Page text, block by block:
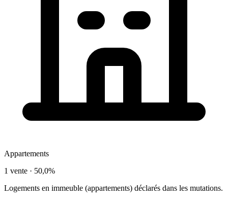
Appartements
1 vente · 50,0%
Logements en immeuble (appartements) déclarés dans les mutations.